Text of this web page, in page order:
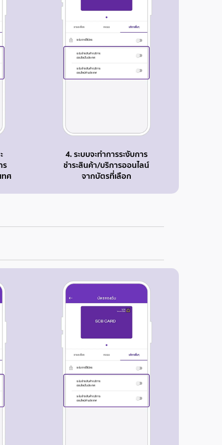
ร
ทศ
4. ระบบจะทำการระงับการ
ชำระสินค้า/บริการออนไลน์
จากบัตรที่เลือก